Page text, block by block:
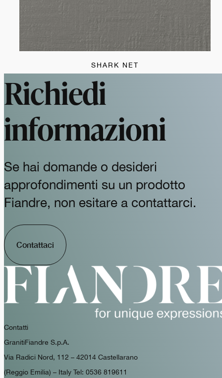
SHARK NET
Richiedi
informazioni
Se hai domande o desideri
approfondimenti su un prodotto
Fiandre, non esitare a contattarci.
Contattaci
Contatti
GranitiFiandre S.p.A.
Via Radici Nord, 112 – 42014 Castellarano
(Reggio Emilia) – Italy Tel: 0536 819611